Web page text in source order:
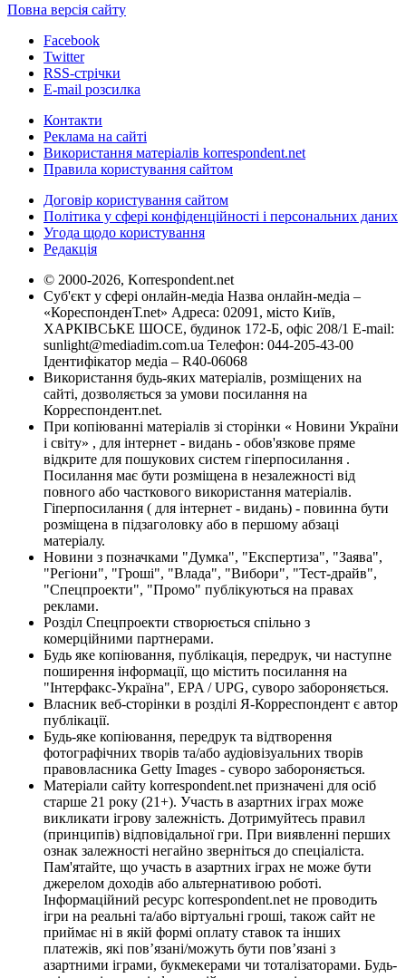
Повна версія сайту
Facebook
Twitter
RSS-стрічки
E-mail розсилка
Контакти
Реклама на сайті
Використання матеріалів korrespondent.net
Правила користування сайтом
Договір користування сайтом
Політика у сфері конфіденційності і персональних даних
Угода щодо користування
Редакція
© 2000-2026, Korrespondent.net
Суб'єкт у сфері онлайн-медіа Назва онлайн-медіа –
«КореспонденТ.net» Адреса: 02091, місто Київ,
ХАРКІВСЬКЕ ШОСЕ, будинок 172-Б, офіс 208/1 E-mail:
sunlight@mediadim.com.ua Телефон: 044-205-43-00
Ідентифікатор медіа – R40-06068
Використання будь-яких матеріалів, розміщених на
сайті, дозволяється за умови посилання на
Корреспондент.net.
При копіюванні матеріалів зі сторінки « Новини України
і світу» , для інтернет - видань - обов'язкове пряме
відкрите для пошукових систем гіперпосилання .
Посилання має бути розміщена в незалежності від
повного або часткового використання матеріалів.
Гіперпосилання ( для інтернет - видань) - повинна бути
розміщена в підзаголовку або в першому абзаці
матеріалу.
Новини з позначками "Думка", "Експертиза", "Заява",
"Регіони", "Гроші", "Влада", "Вибори", "Тест-драйв",
"Спецпроекти", "Промо" публікуються на правах
реклами.
Розділ Спецпроекти створюється спільно з
комерційними партнерами.
Будь яке копіювання, публікація, передрук, чи наступне
поширення інформації, що містить посилання на
"Інтерфакс-Україна", EPA / UPG, суворо забороняється.
Власник веб-сторінки в розділі Я-Корреспондент є автор
публікації.
Будь-яке копіювання, передрук та відтворення
фотографічних творів та/або аудіовізуальних творів
правовласника Getty Images - суворо забороняється.
Матеріали сайту korrespondent.net призначені для осіб
старше 21 року (21+). Участь в азартних іграх може
викликати ігрову залежність. Дотримуйтесь правил
(принципів) відповідальної гри. При виявленні перших
ознак залежності негайно зверніться до спеціаліста.
Пам'ятайте, що участь в азартних іграх не може бути
джерелом доходів або альтернативою роботі.
Інформаційний ресурс korrespondent.net не проводить
ігри на реальні та/або віртуальні гроші, також сайт не
приймає ні в якій формі оплату ставок та інших
платежів, які пов’язані/можуть бути пов’язані з
азартними іграми, букмекерами чи тоталізаторами. Будь-